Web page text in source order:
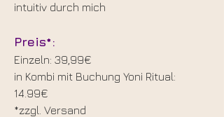
intuitiv durch mich
Preis*:
Einzeln: 39,99€
in Kombi mit Buchung Yoni Ritual:
14.99€
*zzgl. Versand